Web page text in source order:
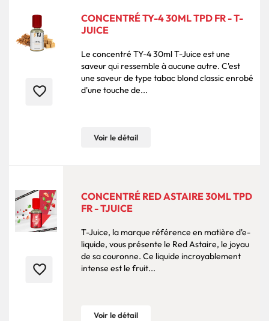
favorite_border
CONCENTRÉ TY-4 30ML TPD FR - T-
JUICE
Le concentré TY-4 30ml T-Juice est une
saveur qui ressemble à aucune autre. C'est
une saveur de type tabac blond classic enrobé
d'une touche de...
Voir le détail
favorite_border
CONCENTRÉ RED ASTAIRE 30ML TPD
FR - TJUICE
T-Juice, la marque référence en matière d'e-
liquide, vous présente le Red Astaire, le joyau
de sa couronne. Ce liquide incroyablement
intense est le fruit...
Voir le détail